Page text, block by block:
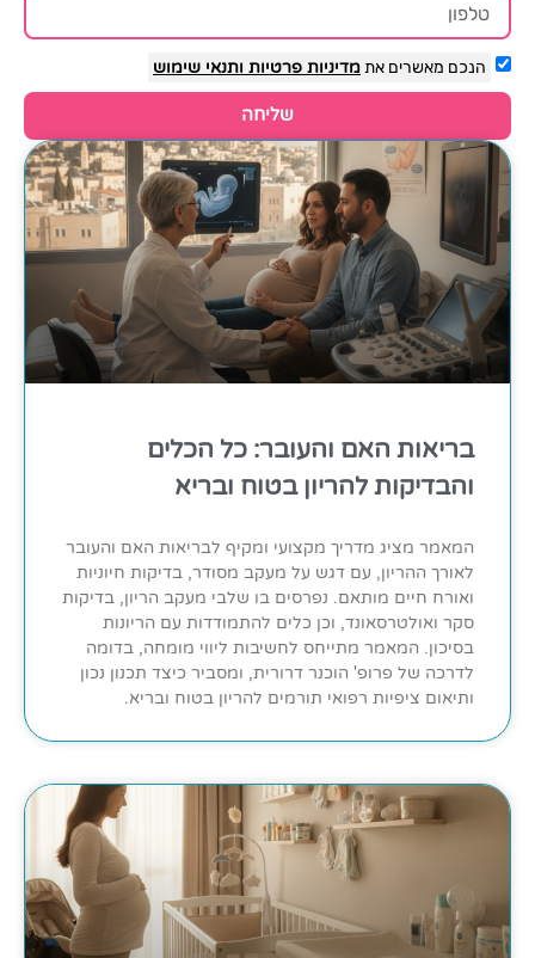
הנכם מאשרים אתמדיניות פרטיות ותנאי שימוש
שליחה
בריאות האם והעובר: כל הכלים
והבדיקות להריון בטוח ובריא
המאמר מציג מדריך מקצועי ומקיף לבריאות האם והעובר
לאורך ההריון, עם דגש על מעקב מסודר, בדיקות חיוניות
ואורח חיים מותאם. נפרסים בו שלבי מעקב הריון, בדיקות
סקר ואולטרסאונד, וכן כלים להתמודדות עם הריונות
בסיכון. המאמר מתייחס לחשיבות ליווי מומחה, בדומה
לדרכה של פרופ' הוכנר דרורית, ומסביר כיצד תכנון נכון
ותיאום ציפיות רפואי תורמים להריון בטוח ובריא.